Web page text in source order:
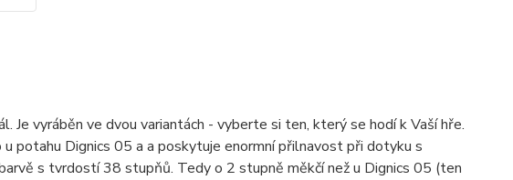
Je vyráběn ve dvou variantách - vyberte si ten, který se hodí k Vaší hře.
potahu Dignics 05 a a poskytuje enormní přilnavost při dotyku s
s tvrdostí 38 stupňů. Tedy o 2 stupně měkčí než u Dignics 05 (ten